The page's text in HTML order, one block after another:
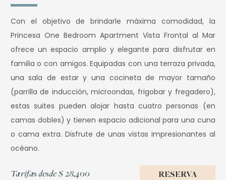
Con el objetivo de brindarle máxima comodidad, la
Princesa One Bedroom Apartment Vista Frontal al Mar
ofrece un espacio amplio y elegante para disfrutar en
familia o con amigos. Equipadas con una terraza privada,
una sala de estar y una cocineta de mayor tamaño
(parrilla de inducción, microondas, frigobar y fregadero),
estas suites pueden alojar hasta cuatro personas (en
camas dobles) y tienen espacio adicional para una cuna
o cama extra. Disfrute de unas vistas impresionantes al
océano.
Tarifas desde $ 28,400 RESERVA